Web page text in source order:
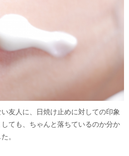
友人に、日焼け止めに対しての印象
ても、ちゃんと落ちているのか分か
。